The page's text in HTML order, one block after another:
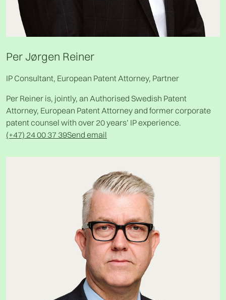
Per Jørgen Reiner
IP Consultant, European Patent Attorney, Partner
Per Reiner is, jointly, an Authorised Swedish Patent
Attorney, European Patent Attorney and former corporate
patent counsel with over 20 years’ IP experience.
(+47) 24 00 37 39Send email